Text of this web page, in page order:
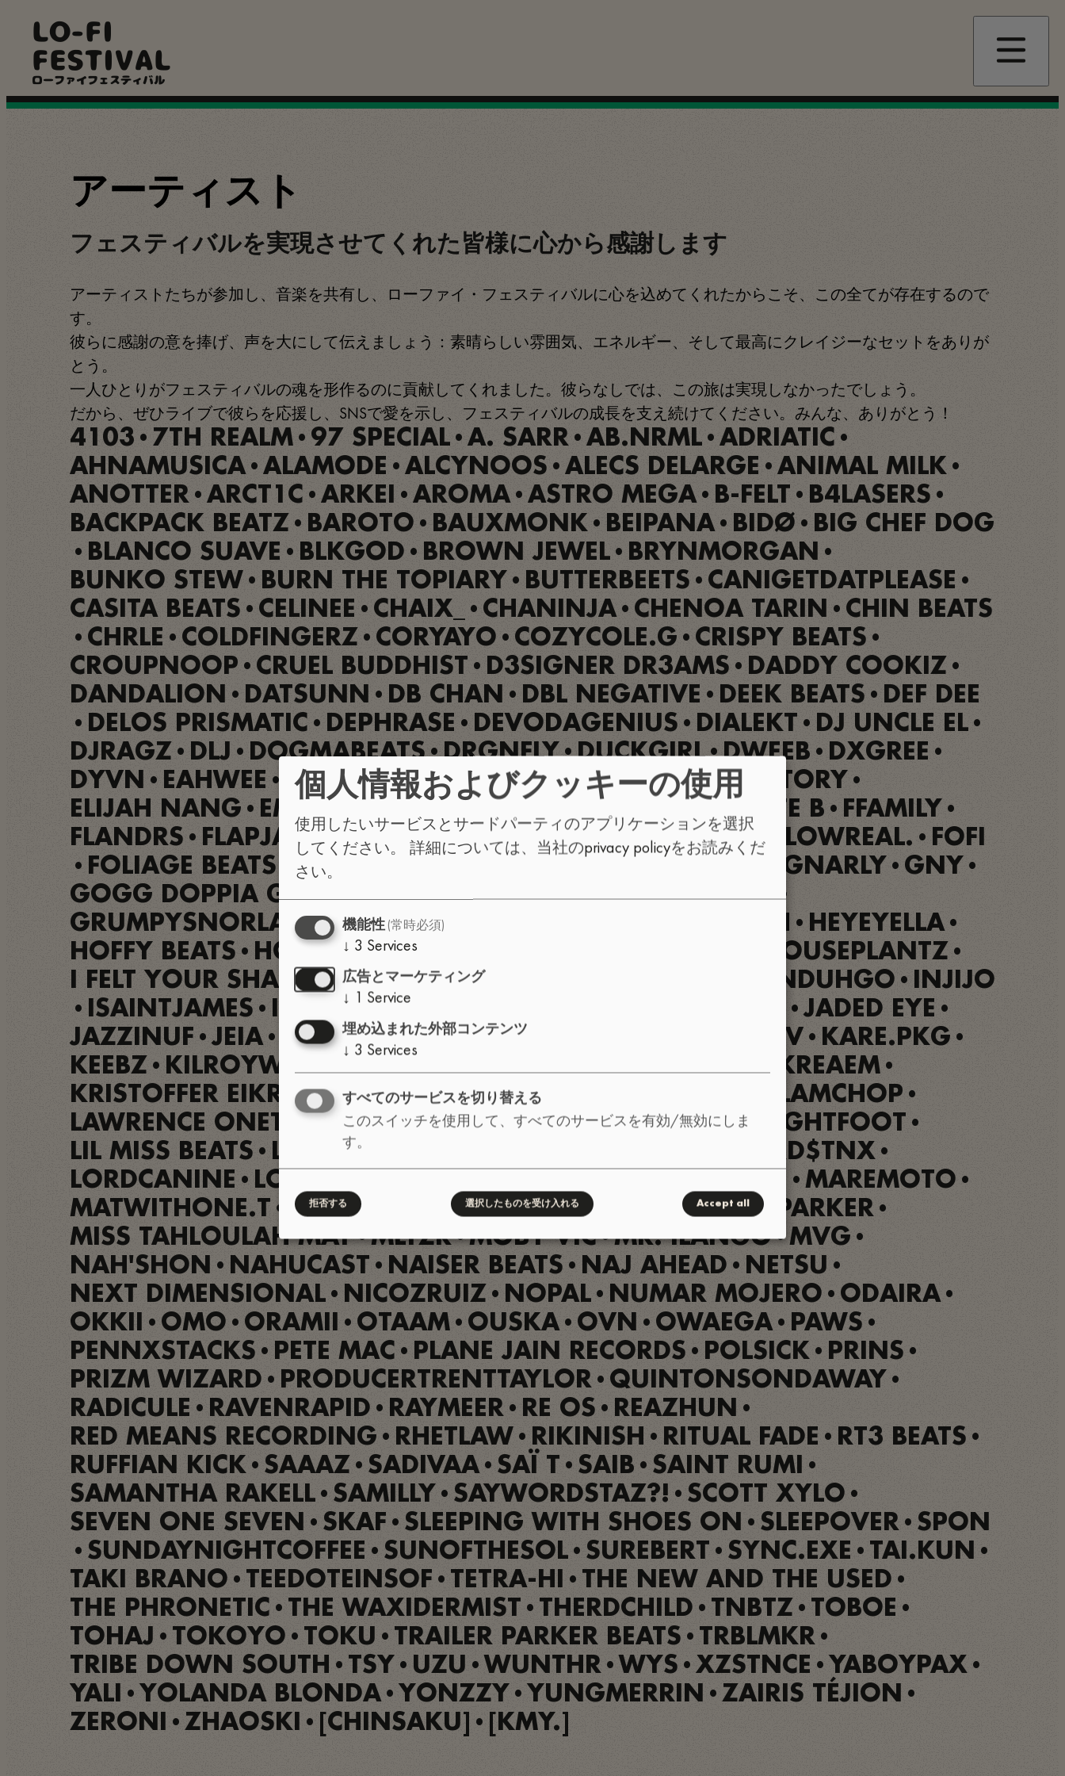
テ
LO-FI
FESTIVAL
ローファイフェスティバル
アーティスト
フェスティバルを実現させてくれた皆様に心から感謝します
アーティストたちが参加し、音楽を共有し、ローファイ・フェスティバルに心を込めてくれたからこそ、この全てが存在するので
す。
彼らに感謝の意を捧げ、声を大にして伝えましょう：素晴らしい雰囲気、エネルギー、そして最高にクレイジーなセットをありが
とう。
一人ひとりがフェスティバルの魂を形作るのに貢献してくれました。彼らなしでは、この旅は実現しなかったでしょう。
だから、ぜひライブで彼らを応援し、SNSで愛を示し、フェスティバルの成長を支え続けてください。みんな、ありがとう！
4103 • 7TH REALM • 97 SPECIAL • A. SARR • AB.NRML • ADRIATIC •
AHNAMUSICA • ALAMODE • ALCYNOOS • ALECS DELARGE • ANIMAL MILK •
ANOTTER • ARCT1C • ARKEI • AROMA • ASTRO MEGA • B-FELT • B4LASERS •
BACKPACK BEATZ • BAROTO • BAUXMONK • BEIPANA • BIDØ • BIG CHEF DOG
• BLANCO SUAVE • BLKGOD • BROWN JEWEL • BRYNMORGAN •
BUNKO STEW • BURN THE TOPIARY • BUTTERBEETS • CANIGETDATPLEASE •
CASITA BEATS • CELINEE • CHAIX_ • CHANINJA • CHENOA TARIN • CHIN BEATS
• CHRLE • COLDFINGERZ • CORYAYO • COZYCOLE.G • CRISPY BEATS •
CROUPNOOP • CRUEL BUDDHIST • D3SIGNER DR3AMS • DADDY COOKIZ •
DANDALION • DATSUNN • DB CHAN • DBL NEGATIVE • DEEK BEATS • DEF DEE
• DELOS PRISMATIC • DEPHRASE • DEVODAGENIUS • DIALEKT • DJ UNCLE EL •
DJRAGZ • DLJ • DOGMABEATS•DRGNFLY•DUCKGIRL•DWEEB • DXGREE •
DYVN • EAHWEE • ELAN BRIO • ELECTRIC OTTO'S FUNK FACTORY •
ELIJAH NANG • EMPEROR BOHE EROZILLA ESTIMATE FATE B • FFAMILY •
FLANDRS • FLAPJAQUES • FLOBAMA• FLORA FLORIDOMI • FLOWREAL. • FOFI
• FOLIAGE BEATS FRUCCI GNARLY • GNY •
GOGG DOPPIA G•GOING SUMWHERE•GORDO WASABI•
GRUMPYSNORLAX •HAZY YEAR HEESUH • HEYEYELLA •
HOFFY BEATS • HONSHU• HORIZON TERMINAL HOUSEPLANTZ •
I FELT YOUR SHAPE • ILE FLOTTANTE INDUHGO • INJIJO
• ISAINTJAMES • I’M BUSY JACUZZI JEFFERSON • JADED EYE •
JAZZINUF • JEIA • JOLLYGOOD•JOSH GRANT K'LUV • KARE.PKG •
KEEBZ • KILROYWASH3R3•KING CHINO•KING I DIVINE• KREAEM •
KRISTOFFER EIKREM• KYLE J-E• LA VIYA REAL LAMCHOP •
LAWRENCE ONETHREE•LDER •LEEMLIZZY•LIAM KILLEN LIGHTFOOT •
LIL MISS BEATS • LINEA DE FUGA LORD$TNX •
LORDCANINE • LOUNJI • MAREMOTO •
MATWITHONE.T • MAYAEWK METIC•MILD MONK • MILES PARKER •
MISS TAHLOULAH MAY•MLTZR•MOBY VIC•MR. ILANGO•MVG •
NAH'SHON • NAHUCAST • NAISER BEATS • NAJ AHEAD • NETSU •
NEXT DIMENSIONAL • NICOZRUIZ • NOPAL • NUMAR MOJERO • ODAIRA •
OKKII • OMO • ORAMII • OTAAM • OUSKA • OVN • OWAEGA • PAWS •
PENNXSTACKS • PETE MAC • PLANE JAIN RECORDS • POLSICK • PRINS •
PRIZM WIZARD • PRODUCERTRENTTAYLOR • QUINTONSONDAWAY •
RADICULE • RAVENRAPID • RAYMEER • RE OS • REAZHUN •
RED MEANS RECORDING • RHETLAW • RIKINISH • RITUAL FADE • RT3 BEATS •
RUFFIAN KICK • SAAAZ • SADIVAA • SAÏ T • SAIB • SAINT RUMI •
SAMANTHA RAKELL • SAMILLY • SAYWORDSTAZ?! • SCOTT XYLO •
SEVEN ONE SEVEN • SKAF • SLEEPING WITH SHOES ON • SLEEPOVER • SPON
• SUNDAYNIGHTCOFFEE • SUNOFTHESOL • SUREBERT • SYNC.EXE • TAI.KUN •
TAKI BRANO • TEEDOTEINSOF • TETRA-HI • THE NEW AND THE USED •
THE PHRONETIC • THE WAXIDERMIST • THERDCHILD • TNBTZ • TOBOE •
TOHAJ • TOKOYO • TOKU • TRAILER PARKER BEATS • TRBLMKR •
TRIBE DOWN SOUTH • TSY • UZU • WUNTHR • WYS • XZSTNCE • YABOYPAX •
YALI • YOLANDA BLONDA • YONZZY • YUNGMERRIN • ZAIRIS TÉJION •
ZERONI • ZHAOSKI • [CHINSAKU] • [KMY.]
個人情報およびクッキーの使用
使用したいサービスとサードパーティのアプリケーションを選択
してください。 詳細については、当社のprivacy policyをお読みくだ
さい。
機能性 (常時必須)
↓ 3 Services
広告とマーケティング
↓ 1 Service
埋め込まれた外部コンテンツ
↓ 3 Services
すべてのサービスを切り替える
このスイッチを使用して、すべてのサービスを有効/無効にしま
す。
拒否する 選択したものを受け入れる Accept all